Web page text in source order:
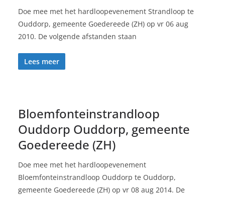
Doe mee met het hardloopevenement Strandloop te
Ouddorp, gemeente Goedereede (ZH) op vr 06 aug
2010. De volgende afstanden staan
Lees meer
Bloemfonteinstrandloop
Ouddorp Ouddorp, gemeente
Goedereede (ZH)
Doe mee met het hardloopevenement
Bloemfonteinstrandloop Ouddorp te Ouddorp,
gemeente Goedereede (ZH) op vr 08 aug 2014. De